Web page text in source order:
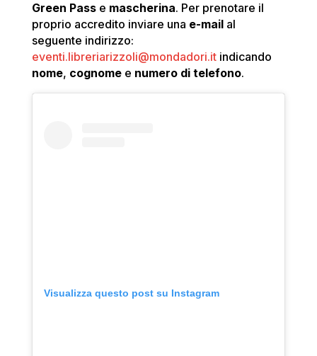
Green Passe mascherina. Per prenotare il
proprio accredito inviare una e-mailal
seguente indirizzo:
eventi.libreriarizzoli@mondadori.itindicando
nome, cognomee numero di telefono.
Visualizza questo post su Instagram